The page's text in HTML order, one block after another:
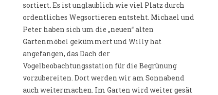
sortiert. Es ist unglaublich wie viel Platz durch
ordentliches Wegsortieren entsteht. Michael und
Peter haben sich um die „neuen“ alten
Gartenmöbel gekümmert und Willy hat
angefangen, das Dach der
Vogelbeobachtungsstation für die Begrünung
vorzubereiten. Dort werden wir am Sonnabend
auch weitermachen. Im Garten wird weiter gesät